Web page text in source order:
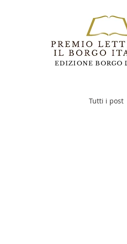
EDIZIONE BORGO
Tutti i post